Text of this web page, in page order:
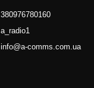
380976780160
a_radio1
info@a-comms.com.ua